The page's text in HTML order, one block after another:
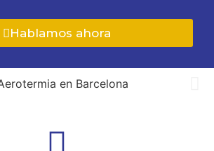
Hablamos ahora